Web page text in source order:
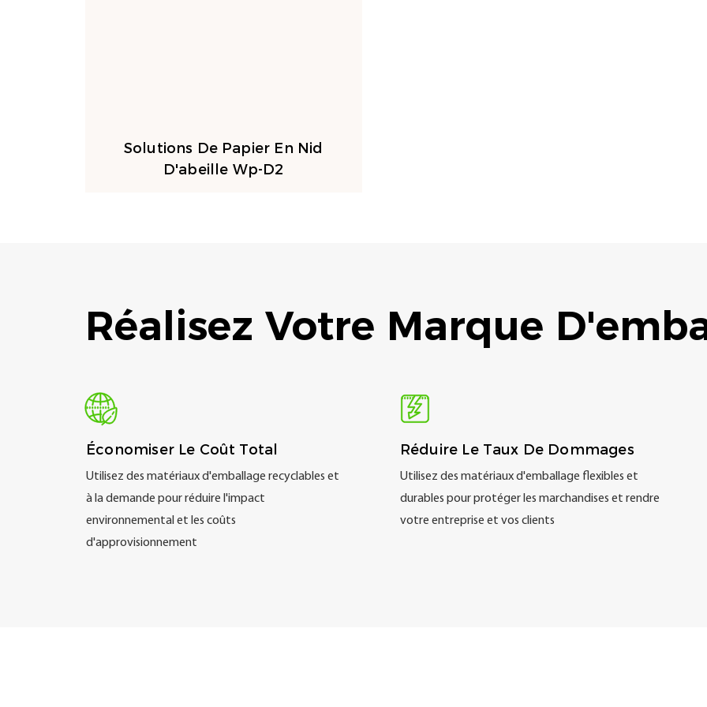
Solutions De Papier En Nid
D'abeille Wp-D2
Réalisez Votre Marque
Économiser Le Coût Total
Utilisez des matériaux d'emballage recyclables et
à la demande pour réduire l'impact
environnemental et les coûts
d'approvisionnement
Réduire Le Taux De Dommages
Utilisez des matériaux d'emballage flexibles et
durables pour protéger les marchandises et rendre
votre entreprise et vos clients